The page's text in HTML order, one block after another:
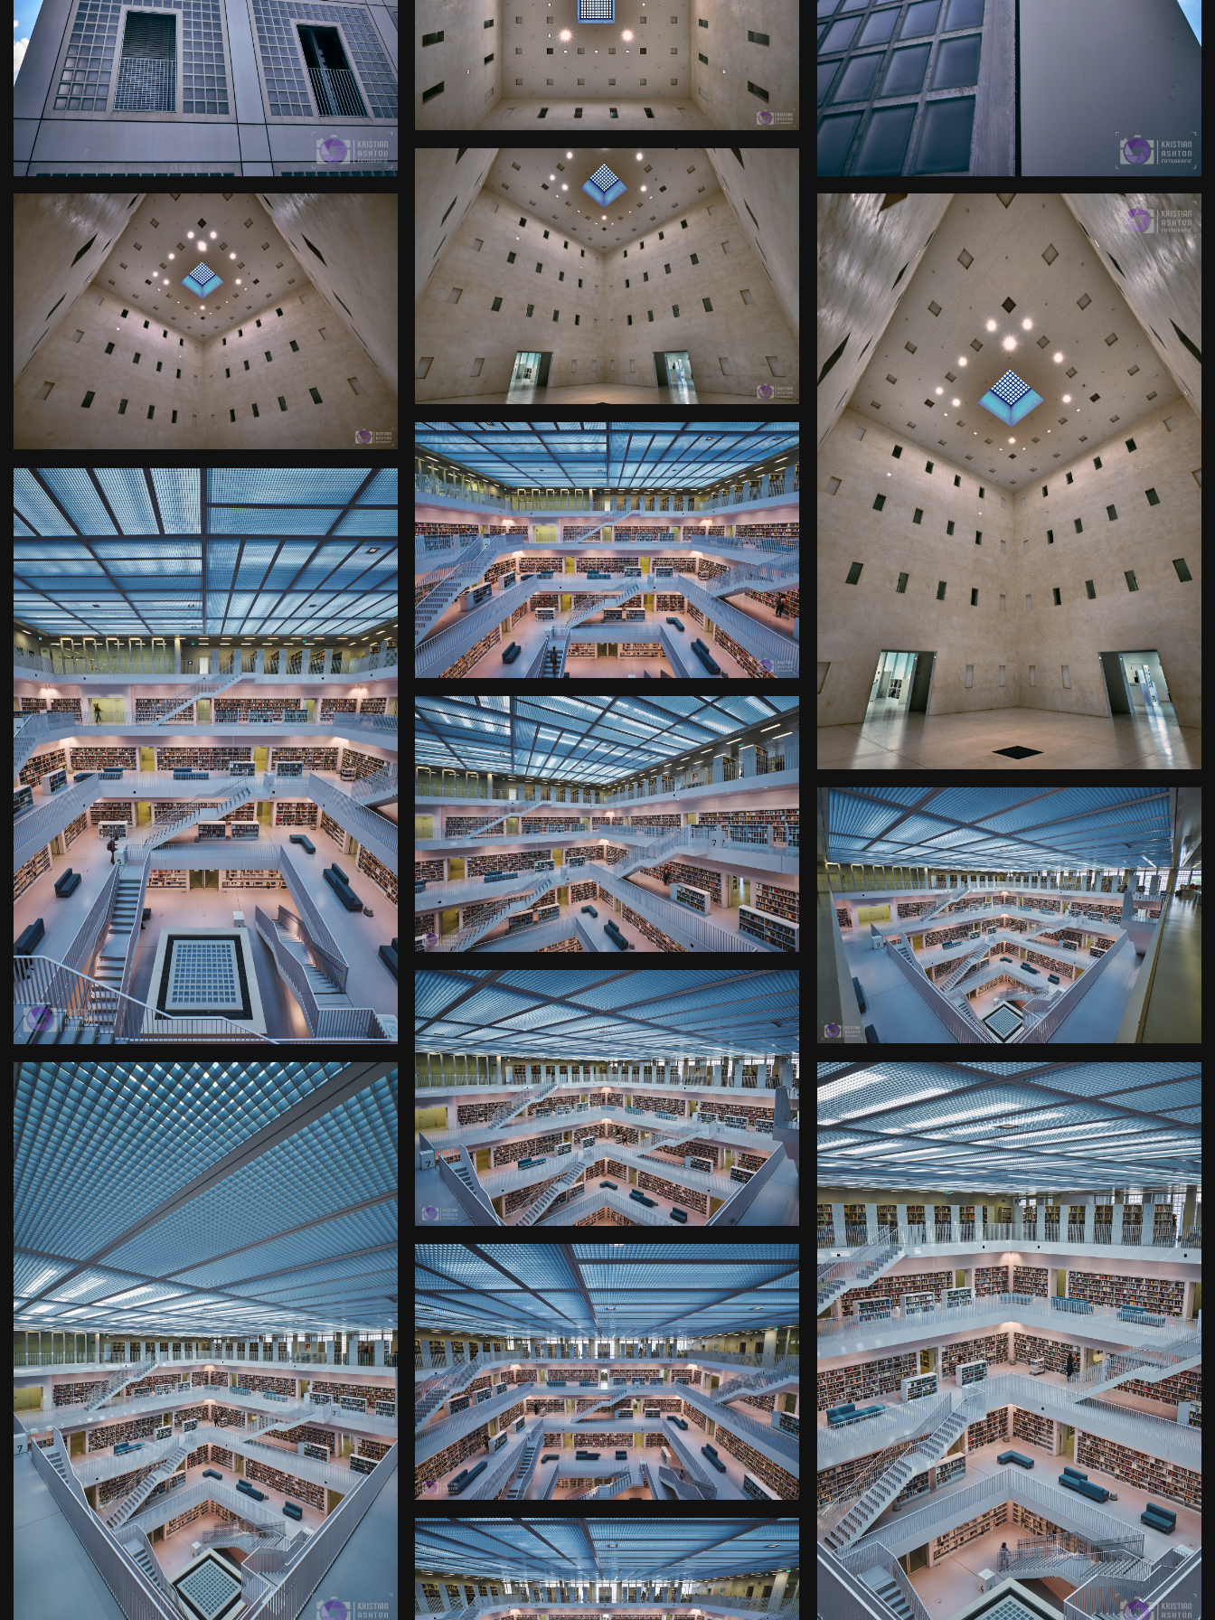
Die imposante Stuttgarter
Stadtbibliothek
Kamera: X-T3 |Blende: f/9 |Brennweite: 13.2mm |
: 1/150s | : ISO-160
Die imposante Stuttgarter
Stadtbibliothek
Kamera: X-T3 | Blende : f/9 |
Belichtungszeit : 1/180s | : ISO-160
Stuttgarter Stadtbibliothek
Kamera : X-T3 | Blende : f/8 | Brennweite : 10mm |
Belichtungszeit : 1/4s | ISO : ISO-200
Das sogenannte "Herz" der
Stuttgarter Stadtbibliothek
: X-T3 | : f/8 | Brennweite
Belichtungszeit: 1/4s | ISO: ISO-200
Das sogenannte "Herz" der
Stuttgarter Stadtbibliothek
Kamera Blende : f/8 | Brennweite : 10mm |
Belichtungszeit : 1/3s |ISO: ISO-200
0
Das sogenannte "Herz" der
Stuttgarter Stadtbibliothek
Kamera : X-T3 |Blende: f/8 |Brennweite : 10mm |
Belichtungszeit: 1/5s |ISO: ISO-200
0
Der Galeriesaal der
Stuttgarter Stadtbibliothek
Kamera: X-T3 |Blende: f/9 |Brennweite: 10mm |
Belichtungszeit: 1/6s |ISO: ISO-160
0
Der Galeriesaal der
Stuttgarter Stadtbibliothek
Kamera: X-T3 | Blende: f/9 |Brennweite: 10mm |
Belichtungszeit: 1/7s |ISO : ISO-160
0
Der Galeriesaal der
Stuttgarter Stadtbibliothek
Kamera: X-T3 |Blende: f/9 |Brennweite: 10mm |
Belichtungszeit: 1/7s |ISO : ISO-160
0
Der Galeriesaal der
Stuttgarter Stadtbibliothek
Kamera : X-T3 |Blende: f/9 |Brennweite: 10mm |
Belichtungszeit: 1/7s |ISO: ISO-160
0
Der Galeriesaal der
Stuttgarter Stadtbibliothek
Kamera: X-T3 |Blende: f/9 |Brennweite: 13.8mm |
Belichtungszeit: 1/7s |ISO: ISO-160
0
Der Galeriesaal der
Stuttgarter Stadtbibliothek
Kamera : X-T3 |Blende: f/9 |Brennweite: 10mm |
Belichtungszeit: 1/9s |ISO : ISO-160
0
Der Galeriesaal der
Stuttgarter Stadtbibliothek
Kamera: X-T3 | Blende: f/9 |Brennweite: 20mm |
Belichtungszeit: 1/9s |ISO: ISO-160
0
Der Galeriesaal der
Stuttgarter Stadtbibliothek
Kamera: X-T3 |Blende: f/9 |Brennweite: 10mm |
Belichtungszeit: 1/7s |ISO: ISO-160
0